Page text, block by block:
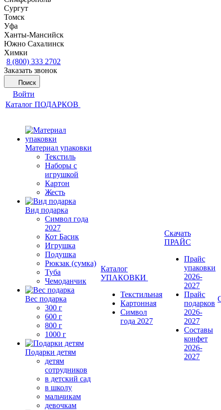
Сургут
Томск
Уфа
Ханты-Мансийск
Южно Сахалинск
Химки
8 (800) 333 2702
Заказать звонок
Поиск
Войти
Каталог ПОДАРКОВ
Материал упаковки
Текстиль
Наборы с
игрушкой
Картон
Жесть
Вид подарка
Символ года
2027
Кот Басик
Игрушка
Подушка
Рюкзак (сумка)
Туба
Чемоданчик
Вес подарка
300 г
600 г
800 г
1000 г
Подарки детям
детям
сотрудников
в детский сад
в школу
мальчикам
девочкам
Каталог
УПАКОВКИ
Текстильная
Картонная
Символ
года 2027
Скачать
ПРАЙС
Прайс
упаковки
2026-
2027
Прайс
подарков
2026-
2027
Составы
конфет
2026-
2027